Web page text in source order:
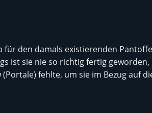
für den damals existierenden
ist sie nie so richtig fertig
fehlte, um sie im Bezug auf